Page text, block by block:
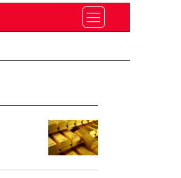
दुर्घटनामा एकको मृत्यु, १९ घाइते